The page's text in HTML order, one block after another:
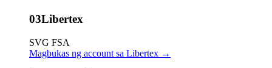
03Libertex
SVG FSA
Magbukas ng account sa Libertex →